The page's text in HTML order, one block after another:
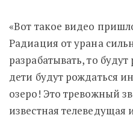
«Вот такое видео
Радиация от урана
разрабатывать, то
дети будут рождаться
озеро! Это тревожный
известная телеведущая